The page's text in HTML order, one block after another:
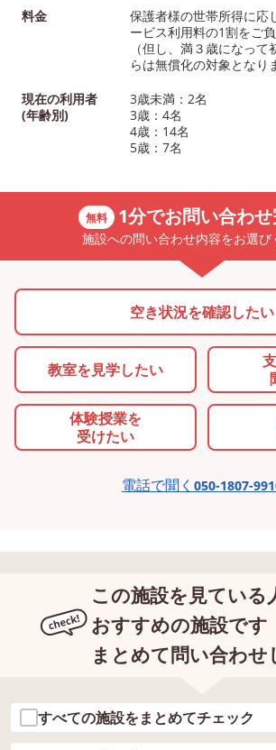
料金
保護者様の世帯所得に応
ービス利用料の1割をご
（但し、満３歳になっ
らは無償化の対象となり
現在の利用者
(年齢別)
3歳未満：2名
3歳：4名
4歳：14名
5歳：7名
無料 1分でお問い合わせ
施設への問い合わせ内容をお選び
空き状況を確認したい
教室を見学したい
体験授業を
受けたい
電話で聞く 050-1807-
この施設を見ている
おすすめの施設です
まとめて問い合わせ
すべての施設をまとめてチェック